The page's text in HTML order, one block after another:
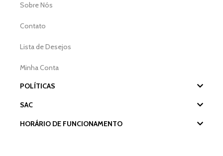
Sobre Nós
Contato
Lista de Desejos
Minha Conta
POLÍTICAS
SAC
HORÁRIO DE FUNCIONAMENTO